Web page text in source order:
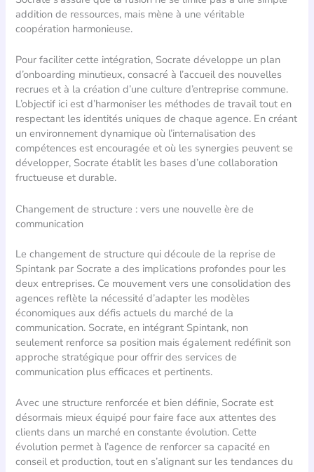
addition de ressources, mais mène à une véritable
coopération harmonieuse.
Pour faciliter cette intégration, Socrate développe un plan
d’onboarding minutieux, consacré à l’accueil des nouvelles
recrues et à la création d’une culture d’entreprise commune.
L’objectif ici est d’harmoniser les méthodes de travail tout en
respectant les identités uniques de chaque agence. En créant
un environnement dynamique où l’internalisation des
compétences est encouragée et où les synergies peuvent se
développer, Socrate établit les bases d’une collaboration
fructueuse et durable.
Changement de structure : vers une nouvelle ère de
communication
Le changement de structure qui découle de la reprise de
Spintank par Socrate a des implications profondes pour les
deux entreprises. Ce mouvement vers une consolidation des
agences reflète la nécessité d’adapter les modèles
économiques aux défis actuels du marché de la
communication. Socrate, en intégrant Spintank, non
seulement renforce sa position mais également redéfinit son
approche stratégique pour offrir des services de
communication plus efficaces et pertinents.
Avec une structure renforcée et bien définie, Socrate est
désormais mieux équipé pour faire face aux attentes des
clients dans un marché en constante évolution. Cette
évolution permet à l’agence de renforcer sa capacité en
conseil et production, tout en s’alignant sur les tendances du